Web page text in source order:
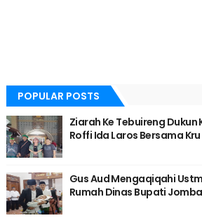
POPULAR POSTS
Ziarah Ke Tebuireng
Roffi Ida Laros Bersama Kru
Gus Aud Mengaqiqahi
Rumah Dinas Bupati